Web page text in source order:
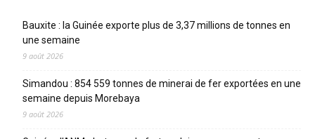
Bauxite : la Guinée exporte plus de 3,37 millions de tonnes en
une semaine
9 août 2026
Simandou : 854 559 tonnes de minerai de fer exportées en une
semaine depuis Morebaya
9 août 2026